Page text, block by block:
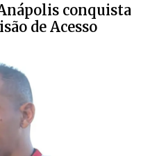
conquista
de Acesso